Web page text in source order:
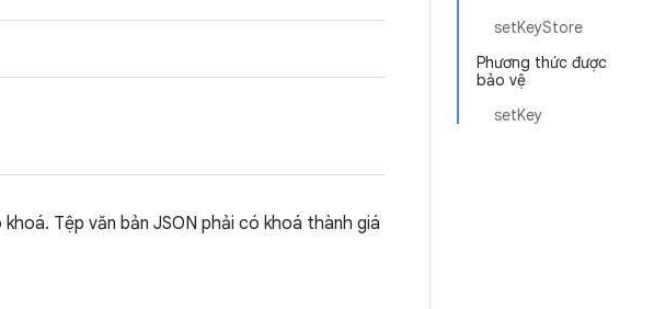
setKeyStore
Phương thức được
bảo vệ
setKey
Tệp văn bản JSON phải có khoá thành giá